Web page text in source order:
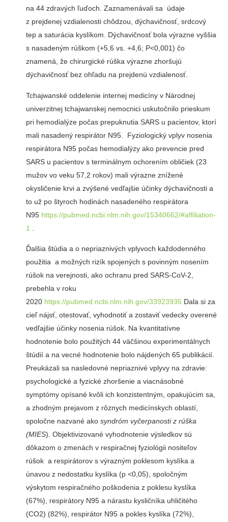
na 44 zdravých ľuďoch. Zaznamenávali sa údaje
z prejdenej vzdialenosti chôdzou, dýchavičnosť, srdcový
tep a saturácia kyslíkom. Dýchavičnosť bola výrazne vyššia
s nasadeným rúškom (+5,6 vs. +4,6; P<0,001) čo
znamená, že chirurgické rúška výrazne zhoršujú
dýchavičnosť bez ohľadu na prejdenú vzdialenosť.
Tchajwanské oddelenie internej medicíny v Národnej
univerzitnej tchajwanskej nemocnici uskutočnilo prieskum
pri hemodialýze počas prepuknutia SARS u pacientov, ktorí
mali nasadený respirátor N95. Fyziologický vplyv nosenia
respirátora N95 počas hemodialýzy ako prevencie pred
SARS u pacientov s terminálnym ochorením obličiek (23
mužov vo veku 57,2 rokov) mali výrazne znížené
okysličenie krvi a zvýšené vedľajšie účinky dýchavičnosti a
to už po štyroch hodinách nasadeného respirátora
N95 https://pubmed.ncbi.nlm.nih.gov/15340662/#affiliation-
1
Ďalšia štúdia a o nepriaznivých vplyvoch každodenného
použitia a možných rizík spojených s povinným nosením
rúšok na verejnosti, ako ochranu pred SARS-CoV-2,
prebehla v roku
2020 https://pubmed.ncbi.nlm.nih.gov/33923935Dala si za
cieľ nájsť, otestovať, vyhodnotiť a zostaviť vedecky overené
vedľajšie účinky nosenia rúšok. Na kvantitatívne
hodnotenie bolo použitých 44 väčšinou experimentálnych
štúdií a na vecné hodnotenie bolo nájdených 65 publikácií.
Preukázali sa nasledovné nepriaznivé vplyvy na zdravie:
psychologické a fyzické zhoršenie a viacnásobné
symptómy opísané kvôli ich konzistentným, opakujúcim sa,
a zhodným prejavom z rôznych medicínskych oblastí,
spoločne nazvané ako syndróm vyčerpanosti z rúška
(MIES). Objektivizované vyhodnotenie výsledkov sú
dôkazom o zmenách v respiračnej fyziológii nositeľov
rúšok a respirátorov s výrazným poklesom kyslíka a
únavou z nedostatku kyslíka (p <0,05), spoločným
výskytom respiračného poškodenia z poklesu kyslíka
(67%), respirátory N95 a nárastu kysličníka uhličitého
(CO2) (82%), respirátor N95 a pokles kyslíka (72%),